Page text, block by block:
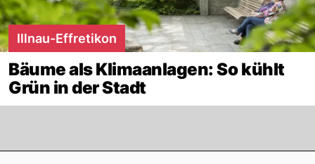
Illnau-Effretikon
Bäume als Klimaanlagen: So kühlt
Grün in der Stadt